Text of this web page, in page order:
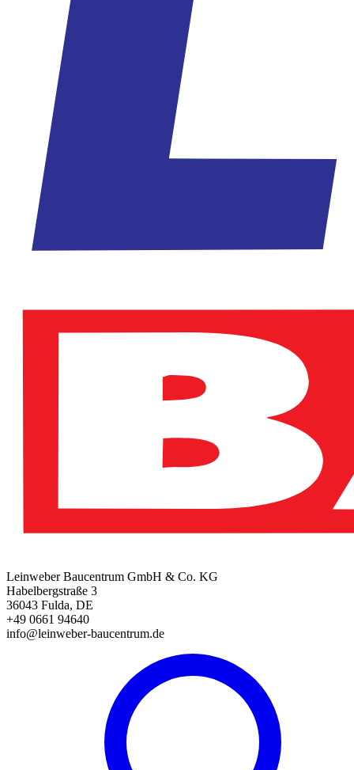
Leinweber Baucentrum GmbH & Co. KG
Habelbergstraße 3
36043 Fulda, DE
+49 0661 94640
info@leinweber-baucentrum.de